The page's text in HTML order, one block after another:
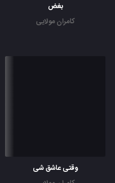
بغض
کامران مولایی
وقتی عاشق شی